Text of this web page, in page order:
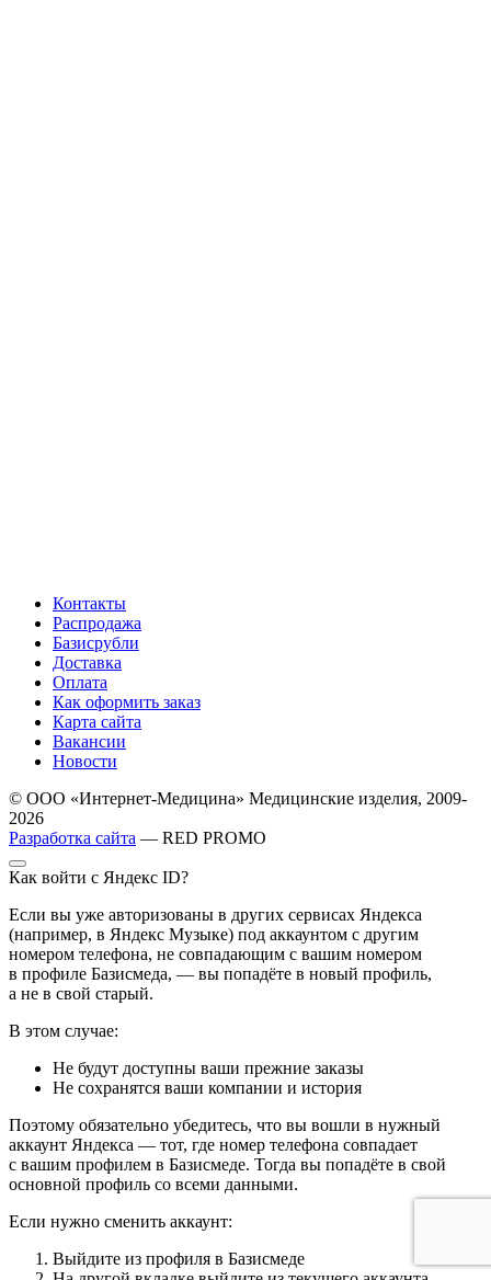
Контакты
Распродажа
Базисрубли
Доставка
Оплата
Как оформить заказ
Карта сайта
Вакансии
Новости
© ООО «Интернет-Медицина» Медицинские изделия, 2009-
2026
Разработка сайта — RED PROMO
Как войти с Яндекс ID?
Если вы уже авторизованы в других сервисах Яндекса
(например, в Яндекс Музыке) под аккаунтом с другим
номером телефона, не совпадающим с вашим номером
в профиле Базисмеда, — вы попадёте в новый профиль,
а не в свой старый.
В этом случае:
Не будут доступны ваши прежние заказы
Не сохранятся ваши компании и история
Поэтому обязательно убедитесь, что вы вошли в нужный
аккаунт Яндекса — тот, где номер телефона совпадает
с вашим профилем в Базисмеде. Тогда вы попадёте в свой
основной профиль со всеми данными.
Если нужно сменить аккаунт:
Выйдите из профиля в Базисмеде